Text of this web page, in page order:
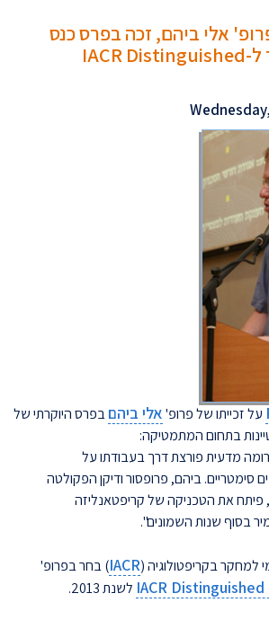
אלי ביהם, זכה בפרס כנס
RSA 2012 ונבחר ל-IACR Distinguished
על זכייתו של פרופ'אלי ביהםבפרס היוקרתי של
מדעית פורצת דרך בעבודתו על
סימטריים. ביהם, פרופסור ודיקן הפקולטה
פיתח את הטכניקה של קריפטאנליזה
בסוף שנות השמונים".
למחקר בקריפטולוגיה (IACR) בחר בפרופ'
IACR לשנת 2013.